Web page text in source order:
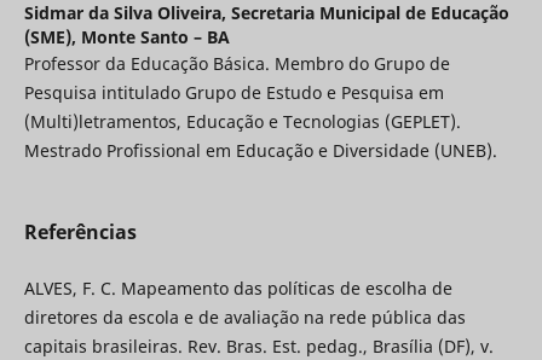
Sidmar da Silva Oliveira, Secretaria Municipal de Educação
(SME), Monte Santo – BA
Professor da Educação Básica. Membro do Grupo de
Pesquisa intitulado Grupo de Estudo e Pesquisa em
(Multi)letramentos, Educação e Tecnologias (GEPLET).
Mestrado Profissional em Educação e Diversidade (UNEB).
Referências
ALVES, F. C. Mapeamento das políticas de escolha de
diretores da escola e de avaliação na rede pública das
capitais brasileiras. Rev. Bras. Est. pedag., Brasília (DF), v.